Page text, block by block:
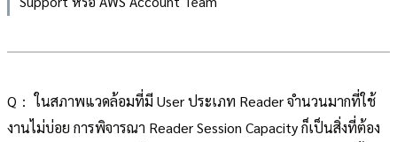
Q： ในสภาพแวดล้อมที่มี User ประเภท Reader จำนวนมากที่ใช้
งานไม่บ่อย การพิจารณา Reader Session Capacity ก็เป็นสิ่งที่ต้อง